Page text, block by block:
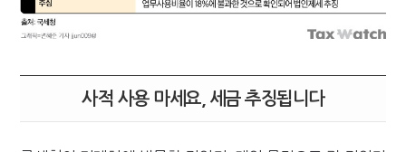
사적 사용 마세요, 세금 추징됩니다